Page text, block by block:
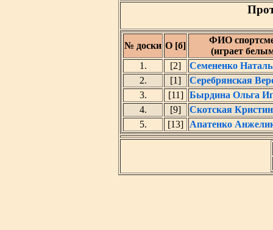
№ доски О [б]
ФИО
(играет
1.
[2]
Семененко
2.
[1]
Серебрянская
3.
[11]
Бырдина Ольга
4.
[9]
Скотская
5.
[13] Апатенко